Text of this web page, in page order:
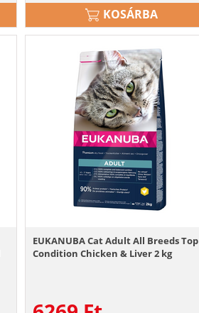
KOSÁRBA
EUKANUBA Cat Adult All Breeds Top
Condition Chicken & Liver 2 kg